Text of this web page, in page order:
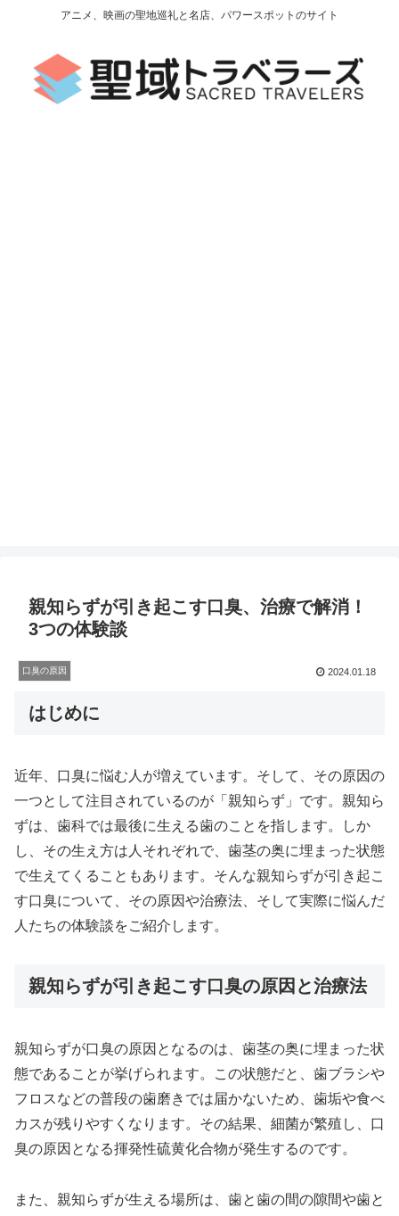
アニメ、映画の聖地巡礼と名店、パワースポットのサイト
親知らずが引き起こす口臭、治療で解消！
3つの体験談
口臭の原因 2024.01.18
はじめに
近年、口臭に悩む人が増えています。そして、その原因の
一つとして注目されているのが「親知らず」です。親知ら
ずは、歯科では最後に生える歯のことを指します。しか
し、その生え方は人それぞれで、歯茎の奥に埋まった状態
で生えてくることもあります。そんな親知らずが引き起こ
す口臭について、その原因や治療法、そして実際に悩んだ
人たちの体験談をご紹介します。
親知らずが引き起こす口臭の原因と治療法
親知らずが口臭の原因となるのは、歯茎の奥に埋まった状
態であることが挙げられます。この状態だと、歯ブラシや
フロスなどの普段の歯磨きでは届かないため、歯垢や食べ
カスが残りやすくなります。その結果、細菌が繁殖し、口
臭の原因となる揮発性硫黄化合物が発生するのです。
また、親知らずが生える場所は、歯と歯の間の隙間や歯と